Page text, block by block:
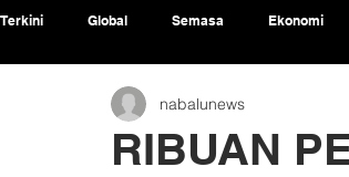
Terkini Global Semasa Ekonomi
RIBUAN
nabalunews